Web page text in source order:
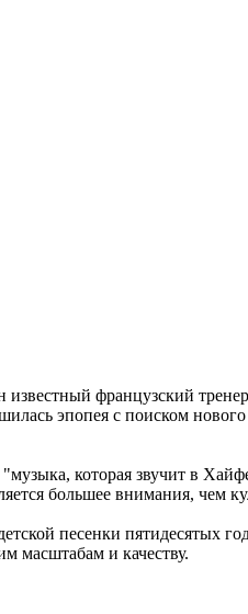
французский
эпопея с поиском
которая звучит в
большее внимания, чем
песенки пятидесятых
масштабам и качеству.